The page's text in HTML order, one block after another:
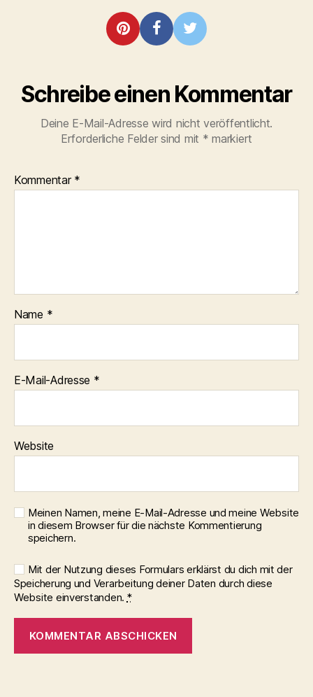
Schreibe einen Kommentar
Deine E-Mail-Adresse wird nicht veröffentlicht.
Erforderliche Felder sind mit * markiert
Kommentar *
Name *
E-Mail-Adresse *
Website
Meinen Namen, meine E-Mail-Adresse und meine Website
in diesem Browser für die nächste Kommentierung
speichern.
Mit der Nutzung dieses Formulars erklärst du dich mit der
Speicherung und Verarbeitung deiner Daten durch diese
Website einverstanden. *